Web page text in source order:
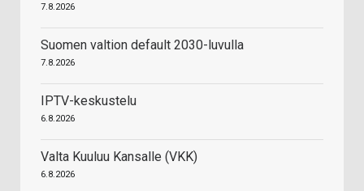
7.8.2026
Suomen valtion default 2030-luvulla
7.8.2026
IPTV-keskustelu
6.8.2026
Valta Kuuluu Kansalle (VKK)
6.8.2026